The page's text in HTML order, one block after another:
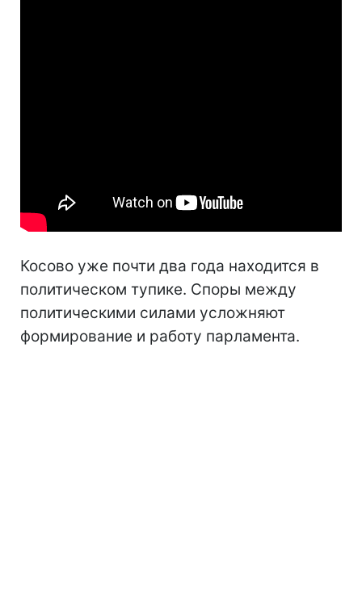
Косово уже почти два года находится в
политическом тупике. Споры между
политическими силами усложняют
формирование и работу парламента.